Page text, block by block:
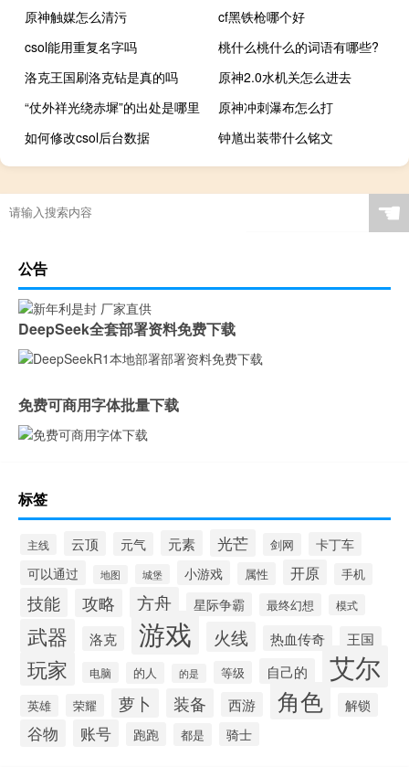
原神触媒怎么清污
cf黑铁枪哪个好
csol能用重复名字吗
桃什么桃什么的词语有哪些?
洛克王国刷洛克钻是真的吗
原神2.0水机关怎么进去
“仗外祥光绕赤墀”的出处是哪里
原神冲刺瀑布怎么打
如何修改csol后台数据
钟馗出装带什么铭文
☚
公告
DeepSeek全套部署资料免费下载
免费可商用字体批量下载
标签
主线 云顶 元气 元素 光芒 剑网 卡丁车
可以通过 地图 城堡 小游戏 属性 开原 手机
技能 攻略 方舟 星际争霸 最终幻想 模式
武器 洛克 游戏 火线 热血传奇 王国
玩家 电脑 的人 的是 等级 自己的 艾尔
英雄 荣耀 萝卜 装备 西游 角色 解锁
谷物 账号 跑跑 都是 骑士